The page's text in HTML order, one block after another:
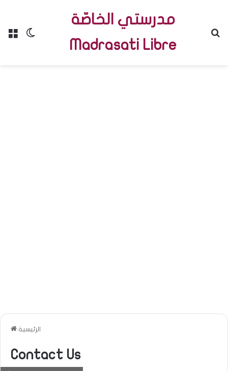
Menu
مدرستي الخاصّة
Madrasati Libre
الرئيسية
Contact Us